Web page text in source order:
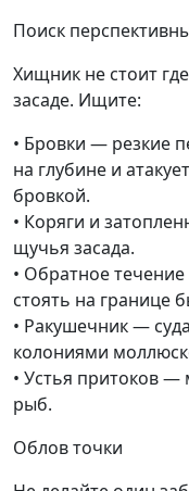
Поиск
Хищник не стоит
засаде. Ищите:
• Бровки — резкие
на глубине и
бровкой.
• Коряги и
щучья засада.
• Обратное
стоять на границе
• Ракушечник —
колониями
• Устья притоков —
рыб.
Облов точки